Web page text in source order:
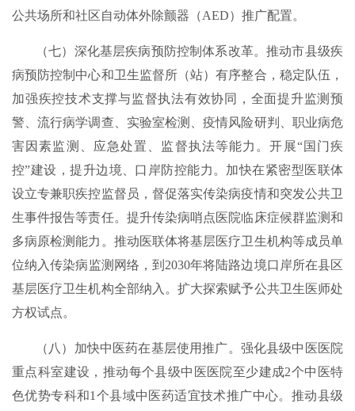
公共场所和社区自动体外除颤器（AED）推广配置。
（七）深化基层疾病预防控制体系改革。推动市县级疾
病预防控制中心和卫生监督所（站）有序整合，稳定队伍，
加强疾控技术支撑与监督执法有效协同，全面提升监测预
警、流行病学调查、实验室检测、疫情风险研判、职业病危
害因素监测、应急处置、监督执法等能力。开展“国门疾
控”建设，提升边境、口岸防控能力。加快在紧密型医联体
设立专兼职疾控监督员，督促落实传染病疫情和突发公共卫
生事件报告等责任。提升传染病哨点医院临床症候群监测和
多病原检测能力。推动医联体将基层医疗卫生机构等成员单
位纳入传染病监测网络，到2030年将陆路边境口岸所在县区
基层医疗卫生机构全部纳入。扩大探索赋予公共卫生医师处
方权试点。
（八）加快中医药在基层使用推广。强化县级中医医院
重点科室建设，推动每个县级中医医院至少建成2个中医特
色优势专科和1个县域中医药适宜技术推广中心。推动县级